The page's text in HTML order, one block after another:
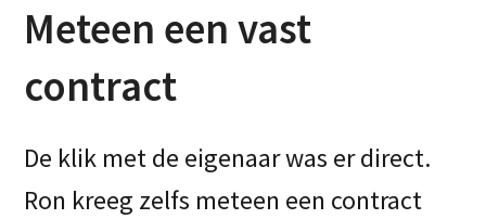
Meteen een vast
contract
De klik met de eigenaar was er direct.
Ron kreeg zelfs meteen een contract